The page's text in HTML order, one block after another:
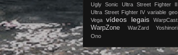
Ugly Sonic
Ultra Street Fighter II
Ultra Street Fighter IV variable geo
Vega
vídeos legais WarpCast
WarpZone WarZard
Yoshinori
Ono